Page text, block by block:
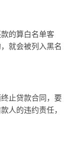
的算白名单客
就会被列入黑名
止贷款合同，要
人的违约责任，